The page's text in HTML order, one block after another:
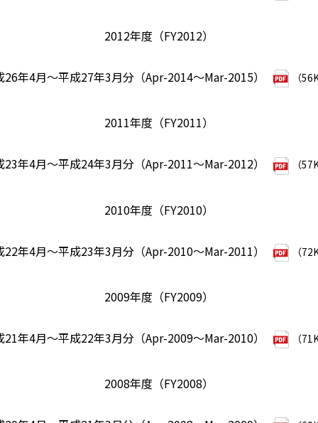
2012年度（FY2012）
26年4月～平成27年3月分（Apr-2014～Mar-2015） （
2011年度（FY2011）
23年4月～平成24年3月分（Apr-2011～Mar-2012） （
2010年度（FY2010）
22年4月～平成23年3月分（Apr-2010～Mar-2011） （
2009年度（FY2009）
21年4月～平成22年3月分（Apr-2009～Mar-2010） （
2008年度（FY2008）